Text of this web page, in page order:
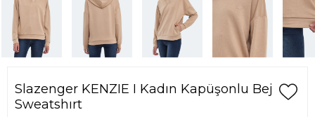
Slazenger KENZIE I Kadın Kapüşonlu Bej
Sweatshırt